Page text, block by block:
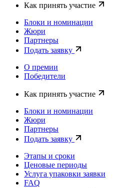
Как принять участие
Блоки и номинации
Жюри
Партнеры
Подать заявку
О премии
Победители
Как принять участие
Блоки и номинации
Жюри
Партнеры
Подать заявку
Этапы и сроки
Ценовые периоды
Услуга упаковки заявки
FAQ